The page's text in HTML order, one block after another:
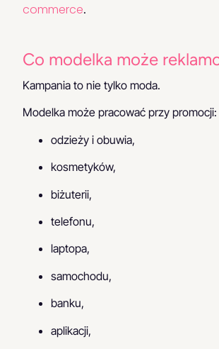
commerce.
Co modelka może
Kampania to nie tylko moda.
Modelka może pracować przy promocji:
odzieży i obuwia,
kosmetyków,
biżuterii,
telefonu,
laptopa,
samochodu,
banku,
aplikacji,